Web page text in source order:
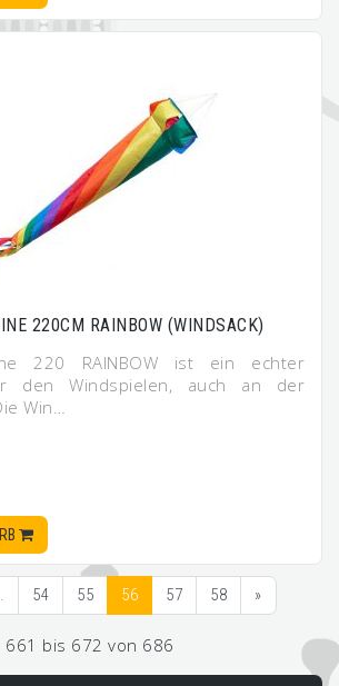
220CM RAINBOW (WINDSACK)
220 RAINBOW ist ein echter
den Windspielen, auch an der
Win…
54 55 56 57 58 »
661 bis 672 von 686